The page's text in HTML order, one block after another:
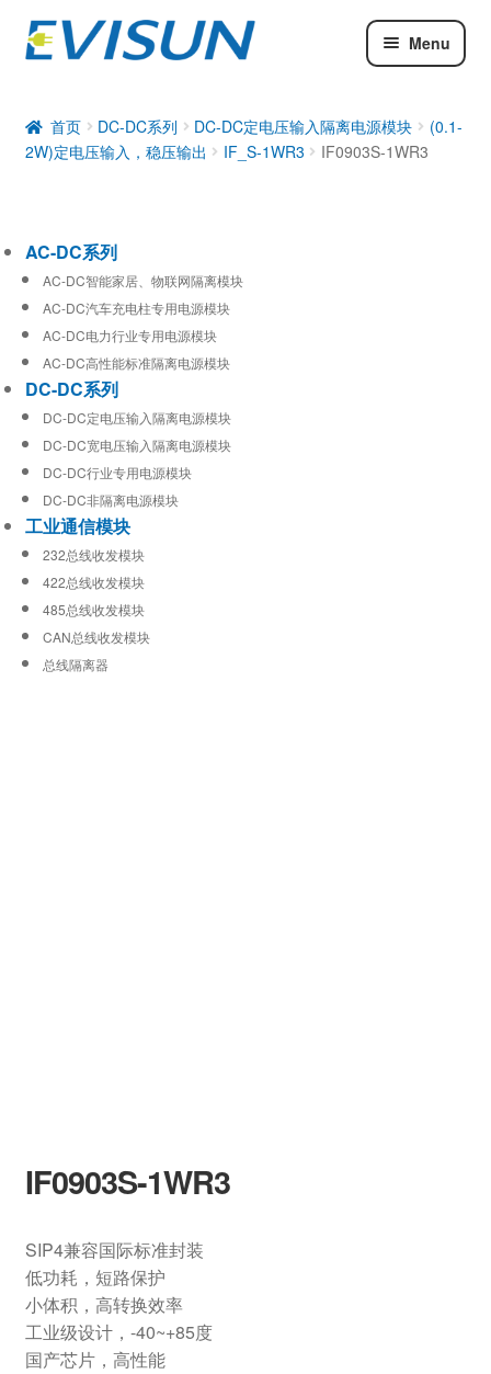
Menu
DC-DC系列
工业通信模块
首页 DC-DC系列 DC-DC定电压输入隔离电源模块
(0.1-
2W)定电压输入，稳压输出
IF_S-1WR3 IF0903S-1WR3
IF0903S-1WR3
SIP4兼容国际标准封装
低功耗，短路保护
小体积，高转换效率
工业级设计，-40~+85度
国产芯片，高性能
AC-DC系列
AC-DC智能家居、物联网隔离模块
AC-DC汽车充电柱专用电源模块
AC-DC电力行业专用电源模块
AC-DC高性能标准隔离电源模块
DC-DC系列
DC-DC定电压输入隔离电源模块
DC-DC宽电压输入隔离电源模块
DC-DC行业专用电源模块
DC-DC非隔离电源模块
工业通信模块
232总线收发模块
422总线收发模块
485总线收发模块
CAN总线收发模块
总线隔离器